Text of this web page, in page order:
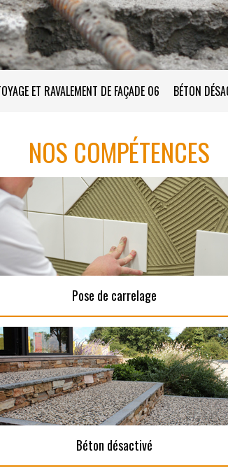
ET RAVALEMENT DE FAÇADE 06 BÉTON
NOS COMPÉTENCES
Pose de carrelage
Béton désactivé